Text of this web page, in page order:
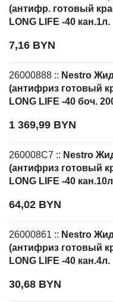
(антифр. готовый
LONG LIFE -40 кан.1л.
7,16 BYN
26000888 :: Nestro
(антифриз готовый
LONG LIFE -40 боч.
1 369,99 BYN
260008C7 :: Nestro
(антифриз готовый
LONG LIFE -40 кан.10л
64,02 BYN
26000861 :: Nestro
(антифриз готовый
LONG LIFE -40 кан.4л.
30,68 BYN